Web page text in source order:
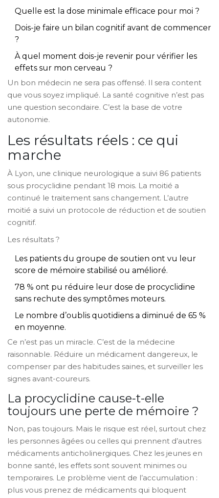
Quelle est la dose minimale efficace pour moi ?
Dois-je faire un bilan cognitif avant de commencer
?
À quel moment dois-je revenir pour vérifier les
effets sur mon cerveau ?
Un bon médecin ne sera pas offensé. Il sera content
que vous soyez impliqué. La santé cognitive n’est pas
une question secondaire. C’est la base de votre
autonomie.
Les résultats réels : ce qui
marche
À Lyon, une clinique neurologique a suivi 86 patients
sous procyclidine pendant 18 mois. La moitié a
continué le traitement sans changement. L’autre
moitié a suivi un protocole de réduction et de soutien
cognitif.
Les résultats ?
Les patients du groupe de soutien ont vu leur
score de mémoire stabilisé ou amélioré.
78 % ont pu réduire leur dose de procyclidine
sans rechute des symptômes moteurs.
Le nombre d’oublis quotidiens a diminué de 65 %
en moyenne.
Ce n’est pas un miracle. C’est de la médecine
raisonnable. Réduire un médicament dangereux, le
compenser par des habitudes saines, et surveiller les
signes avant-coureurs.
La procyclidine cause-t-elle
toujours une perte de mémoire ?
Non, pas toujours. Mais le risque est réel, surtout chez
les personnes âgées ou celles qui prennent d’autres
médicaments anticholinergiques. Chez les jeunes en
bonne santé, les effets sont souvent minimes ou
temporaires. Le problème vient de l’accumulation :
plus vous prenez de médicaments qui bloquent